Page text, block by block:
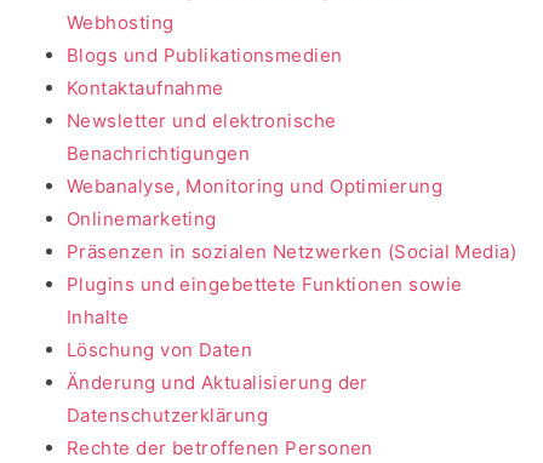
Webhosting
Blogs und Publikationsmedien
Kontaktaufnahme
Newsletter und elektronische
Benachrichtigungen
Webanalyse, Monitoring und Optimierung
Onlinemarketing
Präsenzen in sozialen Netzwerken (Social Media)
Plugins und eingebettete Funktionen sowie
Inhalte
Löschung von Daten
Änderung und Aktualisierung der
Datenschutzerklärung
Rechte der betroffenen Personen